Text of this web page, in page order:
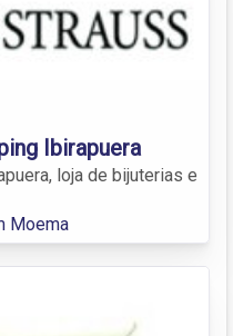
Ibirapuera
loja de bijuterias e
Moema